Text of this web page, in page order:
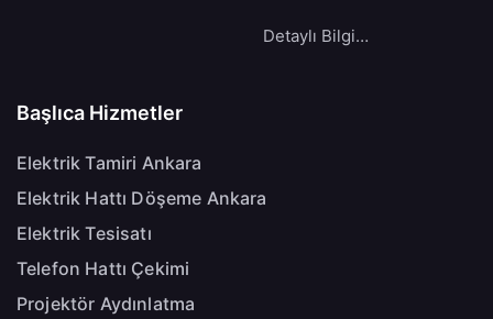
Detaylı Bilgi…
Başlıca Hizmetler
Elektrik Tamiri Ankara
Elektrik Hattı Döşeme Ankara
Elektrik Tesisatı
Telefon Hattı Çekimi
Projektör Aydınlatma